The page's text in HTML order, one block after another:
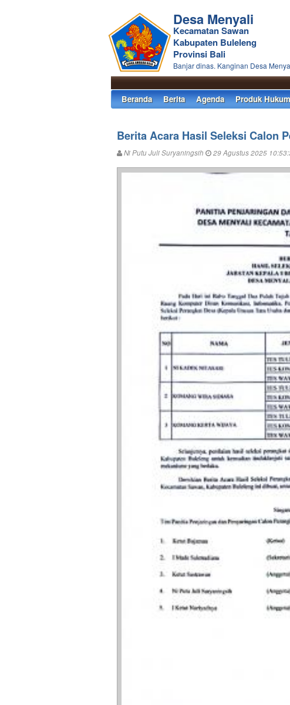
Desa Menyali
Kecamatan Sawan
Kabupaten Buleleng
Provinsi Bali
Banjar dinas. Kanginan Desa
Beranda Berita Agenda Produk Hukum
Berita Acara Hasil Seleksi Calon
Ni Putu Juli Suryaningsih 29 Agustus 2025